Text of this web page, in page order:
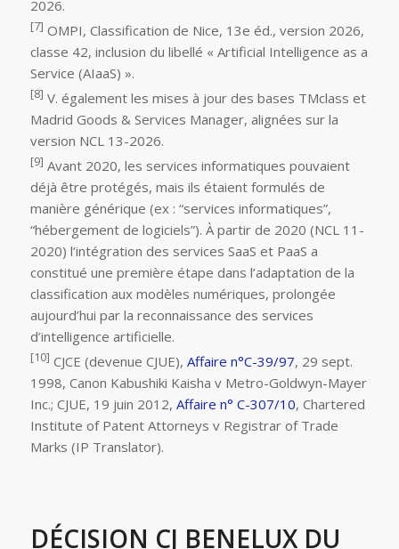
2026.
[7] OMPI, Classification de Nice, 13e éd., version 2026,
classe 42, inclusion du libellé « Artificial Intelligence as a
Service (AIaaS) ».
[8] V. également les mises à jour des bases TMclass et
Madrid Goods & Services Manager, alignées sur la
version NCL 13-2026.
[9] Avant 2020, les services informatiques pouvaient
déjà être protégés, mais ils étaient formulés de
manière générique (ex : “services informatiques”,
“hébergement de logiciels”). À partir de 2020 (NCL 11-
2020) l’intégration des services SaaS et PaaS a
constitué une première étape dans l’adaptation de la
classification aux modèles numériques, prolongée
aujourd’hui par la reconnaissance des services
d’intelligence artificielle.
[10] CJCE (devenue CJUE), Affaire n°C-39/97, 29 sept.
1998, Canon Kabushiki Kaisha v Metro-Goldwyn-Mayer
Inc.; CJUE, 19 juin 2012, Affaire n° C-307/10, Chartered
Institute of Patent Attorneys v Registrar of Trade
Marks (IP Translator).
DÉCISION CJ BENELUX DU